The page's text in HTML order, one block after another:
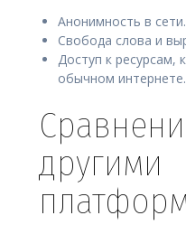
Анонимность в сети.
Свобода слова и
Доступ к ресурсам,
обычном интернете.
другими